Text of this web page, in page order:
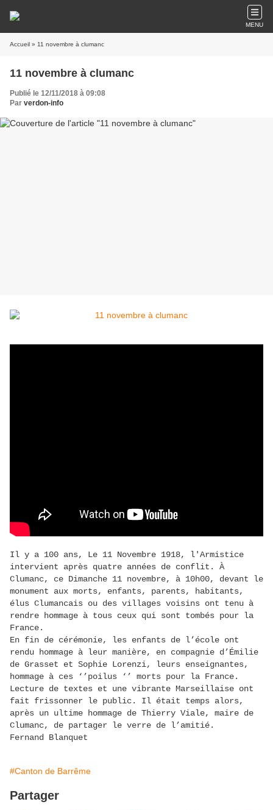
MENU
Accueil » 11 novembre à clumanc
11 novembre à clumanc
Publié le 12/11/2018 à 09:08
Par verdon-info
Il y a 100 ans, Le 11 Novembre 1918, l'Armistice
intervient après quatre années de conflit. À
Clumanc, ce Dimanche 11 novembre, à 10h00, devant le
monument aux morts, enfants, parents, habitants,
élus Clumancais ou des villages voisins ont tenu à
rendre hommage à tous ceux qui sont tombés pour la
France.
En fin de cérémonie, les enfants de l’école ont
rendu hommage à leur manière, en compagnie d’Émilie
de Grasset et Sophie Lorenzi, leurs enseignantes,
hommage à ces ‘’poilus ‘’ morts pour la France.
Lecture de textes et une vibrante Marseillaise ont
fait frissonner le public. Il était temps alors,
après un ultime hommage de Thierry Viale, maire de
Clumanc, de partager le verre de l’amitié.
Fernand Blanquet
#Canton de Barrême
Partager